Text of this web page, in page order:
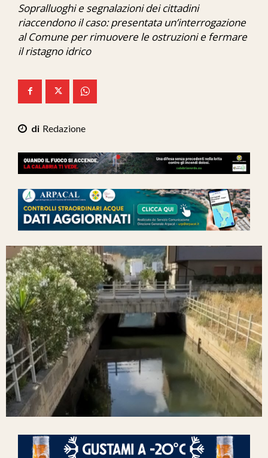
C7 Play
We Calabria
Mix Zone
Sopralluoghi e segnalazioni dei cittadini
riaccendono il caso: presentata un’interrogazione
al Comune per rimuovere le ostruzioni e fermare
il ristagno idrico
Redazione